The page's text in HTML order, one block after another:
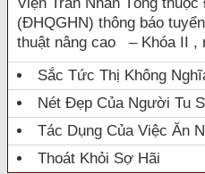
(ĐHQGHN) thông báo
thuật nâng cao – Khóa II ,
Sắc Tức Thị Không
Nét Đẹp Của Người Tu
Tác Dụng Của Việc Ăn
Thoát Khỏi Sợ Hãi